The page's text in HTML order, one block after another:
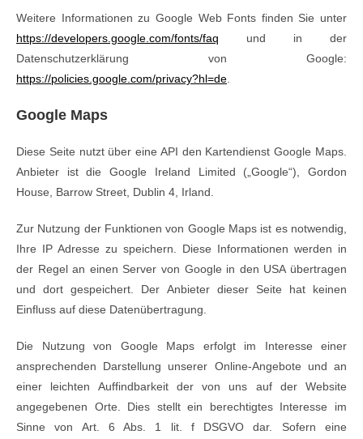
Weitere Informationen zu Google Web Fonts finden Sie unter
https://developers.google.com/fonts/faq und in der
Datenschutzerklärung von Google:
https://policies.google.com/privacy?hl=de.
Google Maps
Diese Seite nutzt über eine API den Kartendienst Google Maps.
Anbieter ist die Google Ireland Limited („Google“), Gordon
House, Barrow Street, Dublin 4, Irland.
Zur Nutzung der Funktionen von Google Maps ist es notwendig,
Ihre IP Adresse zu speichern. Diese Informationen werden in
der Regel an einen Server von Google in den USA übertragen
und dort gespeichert. Der Anbieter dieser Seite hat keinen
Einfluss auf diese Datenübertragung.
Die Nutzung von Google Maps erfolgt im Interesse einer
ansprechenden Darstellung unserer Online-Angebote und an
einer leichten Auffindbarkeit der von uns auf der Website
angegebenen Orte. Dies stellt ein berechtigtes Interesse im
Sinne von Art. 6 Abs. 1 lit. f DSGVO dar. Sofern eine